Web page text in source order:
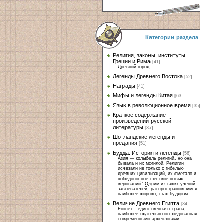
Категории раздела
Религия, законы, институты
Греции и Рима [41]
Древний город
Легенды Древнего Востока [52]
Награды [41]
Мифы и легенды Китая [63]
Язык в революционное время [35]
Краткое содержание
произведений русской
литературы [37]
Шотландские легенды и
предания [51]
Будда. История и легенды [56]
Азия — колыбель религий, но она
бывала и их могилой. Религии
исчезали не только с гибелью
древних цивилизаций, их сметало и
победоносное шествие новых
верований.' Одним из таких учений-
завоевателей, распространившимся
наиболее широко, стал буддизм...
Величие Древнего Египта [34]
Египет – единственная страна,
наиболее тщательно исследованная
современными археологами